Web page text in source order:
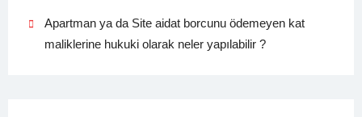
Apartman ya da Site aidat borcunu ödemeyen kat
maliklerine hukuki olarak neler yapılabilir ?